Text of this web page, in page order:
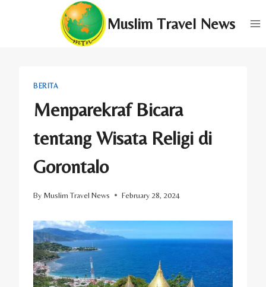
Muslim Travel News
BERITA
Menparekraf Bicara
tentang Wisata Religi di
Gorontalo
By Muslim Travel News February 28, 2024